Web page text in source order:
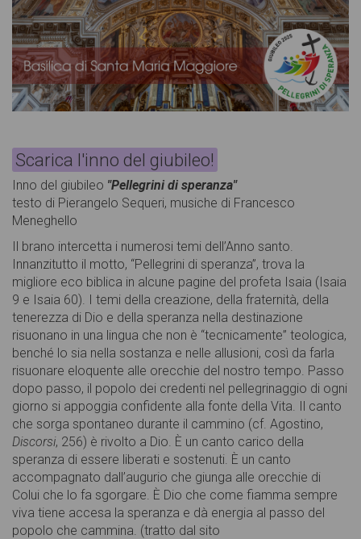
Scarica l'inno del giubileo!
Inno del giubileo "Pellegrini di speranza"
testo di Pierangelo Sequeri, musiche di Francesco
Meneghello
Il brano intercetta i numerosi temi dell’Anno santo.
Innanzitutto il motto, “Pellegrini di speranza”, trova la
migliore eco biblica in alcune pagine del profeta Isaia (Isaia
9 e Isaia 60). I temi della creazione, della fraternità, della
tenerezza di Dio e della speranza nella destinazione
risuonano in una lingua che non è “tecnicamente” teologica,
benché lo sia nella sostanza e nelle allusioni, così da farla
risuonare eloquente alle orecchie del nostro tempo. Passo
dopo passo, il popolo dei credenti nel pellegrinaggio di ogni
giorno si appoggia confidente alla fonte della Vita. Il canto
che sorga spontaneo durante il cammino (cf. Agostino,
Discorsi, 256) è rivolto a Dio. È un canto carico della
speranza di essere liberati e sostenuti. È un canto
accompagnato dall’augurio che giunga alle orecchie di
Colui che lo fa sgorgare. È Dio che come fiamma sempre
viva tiene accesa la speranza e dà energia al passo del
popolo che cammina. (tratto dal sito